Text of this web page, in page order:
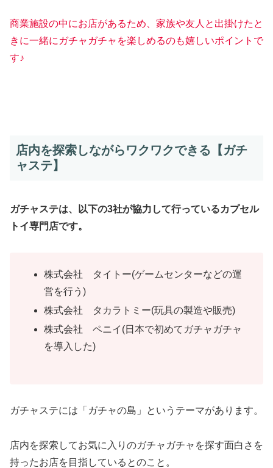
商業施設の中にお店があるため、家族や友人と出掛けたと
きに一緒にガチャガチャを楽しめるのも嬉しいポイントで
す♪
店内を探索しながらワクワクできる【ガチ
ャステ】
ガチャステは、以下の3社が協力して行っているカプセル
トイ専門店です。
株式会社 タイトー(ゲームセンターなどの運
営を行う)
株式会社 タカラトミー(玩具の製造や販売)
株式会社 ペニイ(日本で初めてガチャガチャ
を導入した)
ガチャステには「ガチャの島」というテーマがあります。
店内を探索してお気に入りのガチャガチャを探す面白さを
持ったお店を目指しているとのこと。